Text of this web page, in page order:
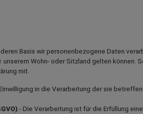
Basis wir personenbezogene Daten
Wohn- oder Sitzland gelten können.
mit.
in die Verarbeitung der sie
- Die Verarbeitung ist für die Erfüllung